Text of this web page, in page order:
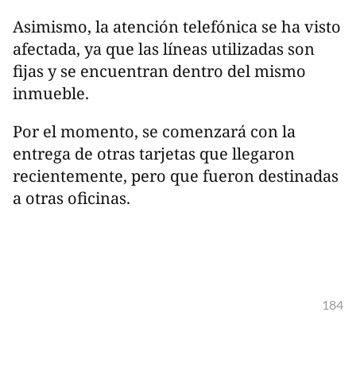
Asimismo, la atención telefónica se ha visto
afectada, ya que las líneas utilizadas son
fijas y se encuentran dentro del mismo
inmueble.
Por el momento, se comenzará con la
entrega de otras tarjetas que llegaron
recientemente, pero que fueron destinadas
a otras oficinas.
184